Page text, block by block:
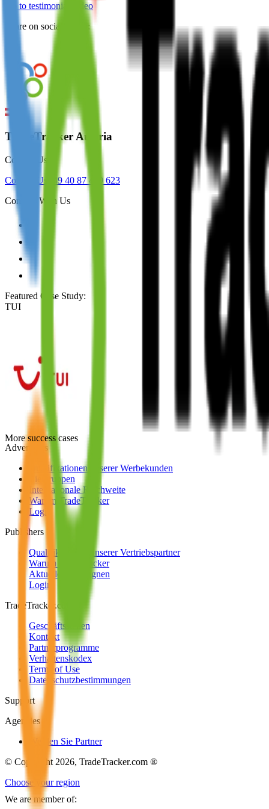
Go to testimonial video
Share on social media:
TradeTracker Austria
Contact Us
Contact Us
+49 40 87 409 623
Connect With Us
Featured Case Study:
TUI
More success cases
Advertisers
Qualifikationen unserer Werbekunden
Zielgruppen
Internationale Reichweite
Warum TradeTracker
Login
Publishers
Qualifikationen unserer Vertriebspartner
Warum TradeTracker
Aktuelle Kampagnen
Login
TradeTracker.com
Geschäftsstellen
Kontakt
Partnerprogramme
Verhaltenskodex
Terms of Use
Datenschutzbestimmungen
Support
Agencies
Werden Sie Partner
© Copyright 2026, TradeTracker.com ®
Choose your region
We are member of: